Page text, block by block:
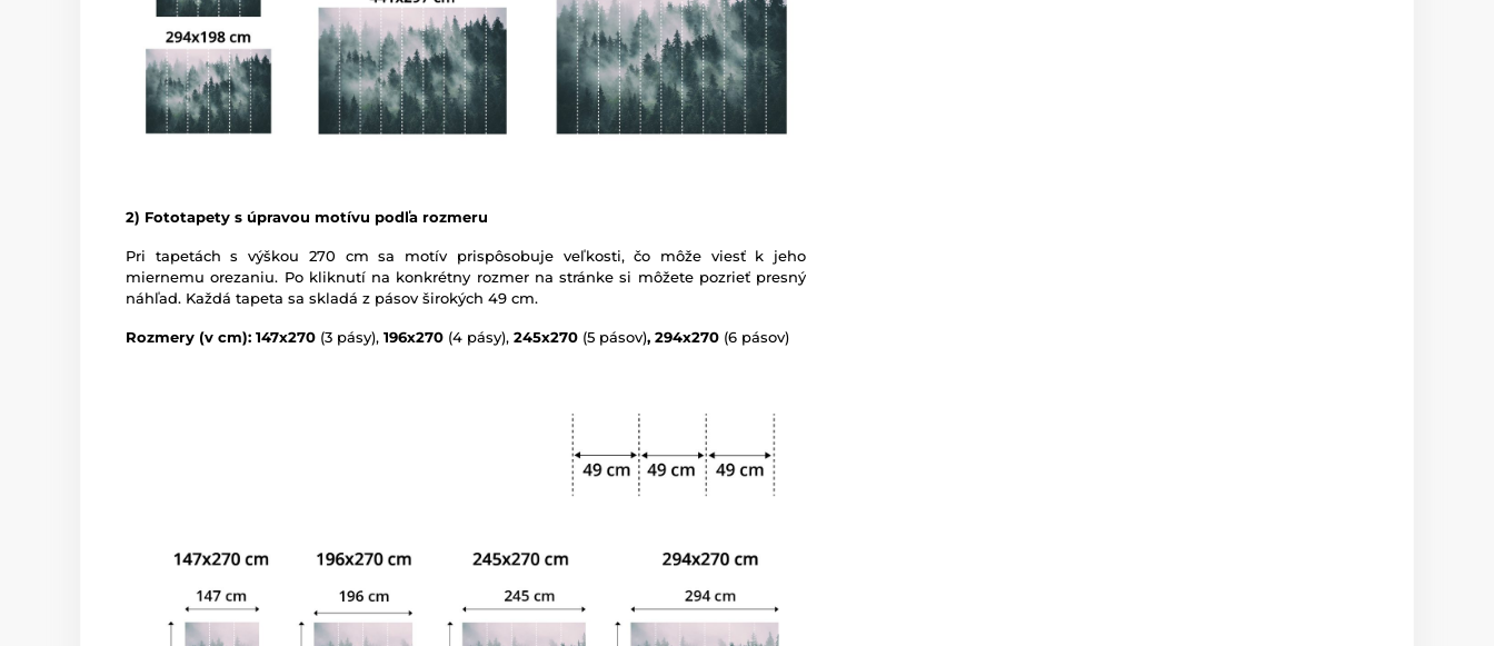
2) Fototapety s úpravou motívu podľa rozmeru
Pri tapetách s výškou 270 cm sa motív prispôsobuje veľkosti, čo môže viesť k jeho
miernemu orezaniu. Po kliknutí na konkrétny rozmer na stránke si môžete pozrieť presný
náhľad. Každá tapeta sa skladá z pásov širokých 49 cm.
Rozmery (v cm): 147x270 (3 pásy), 196x270 (4 pásy), 245x270 (5 pásov), 294x270 (6 pásov)